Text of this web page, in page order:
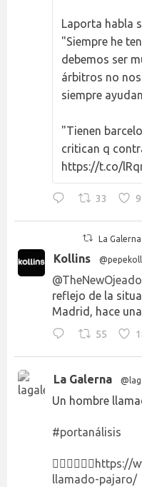
Laporta habla
"Siempre he
debemos ser
árbitros no
siempre
"Tienen
critican q
https://t.co/
33
La
Kollins
reflejo de la
Madrid, hace
55
La Galerna
Un hombre
#portanálisis
👉🏻👉🏻👉🏻 https://
llamado-pajaro/